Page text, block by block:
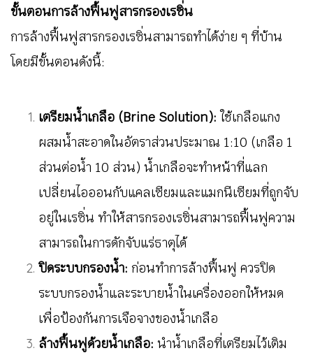
ขั้นตอนการล้างฟื้นฟูสารกรองเรซิ่น
การล้างฟื้นฟูสารกรองเรซิ่นสามารถทำได้ง่าย ๆ ที่บ้าน
โดยมีขั้นตอนดังนี้:
เตรียมน้ำเกลือ (Brine Solution): ใช้เกลือแกง
ผสมน้ำสะอาดในอัตราส่วนประมาณ 1:10 (เกลือ 1
ส่วนต่อน้ำ 10 ส่วน) น้ำเกลือจะทำหน้าที่แลก
เปลี่ยนไอออนกับแคลเซียมและแมกนีเซียมที่ถูกจับ
อยู่ในเรซิ่น ทำให้สารกรองเรซิ่นสามารถฟื้นฟูความ
สามารถในการดักจับแร่ธาตุได้
ปิดระบบกรองน้ำ: ก่อนทำการล้างฟื้นฟู ควรปิด
ระบบกรองน้ำและระบายน้ำในเครื่องออกให้หมด
เพื่อป้องกันการเจือจางของน้ำเกลือ
ล้างฟื้นฟูด้วยน้ำเกลือ: นำน้ำเกลือที่เตรียมไว้เติม